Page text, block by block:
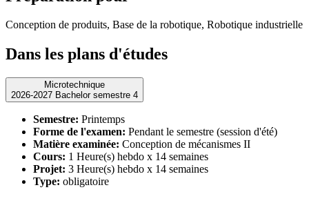
Conception de produits, Base de la robotique, Robotique industrielle
Dans les plans d'études
Microtechnique
2026-2027 Bachelor semestre 4
Semestre: Printemps
Forme de l'examen: Pendant le semestre (session d'été)
Matière examinée: Conception de mécanismes II
Cours: 1 Heure(s) hebdo x 14 semaines
Projet: 3 Heure(s) hebdo x 14 semaines
Type: obligatoire